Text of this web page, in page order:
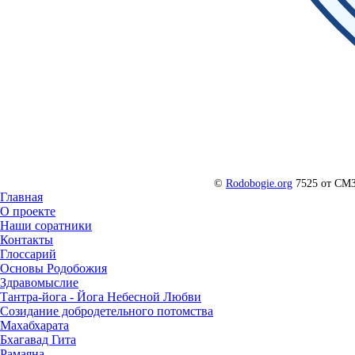
© Rodobogie.org 7525 от
Главная
О проекте
Наши соратники
Контакты
Глоссарий
Основы Родобожия
Здравомыслие
Тантра-йога - Йога Небесной Любви
Созидание добродетельного потомства
Махабхарата
Бхагавад Гита